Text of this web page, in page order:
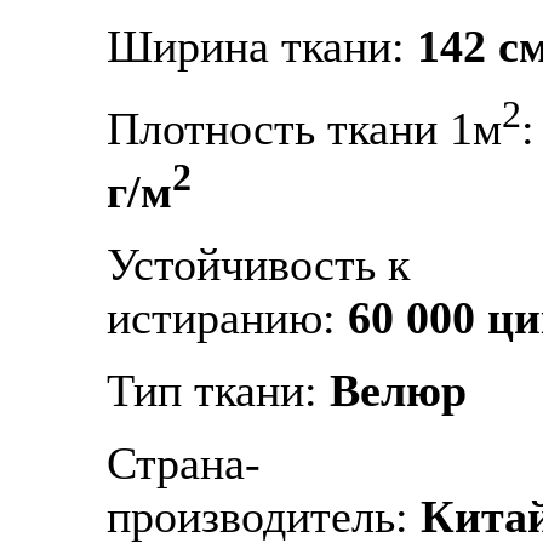
Ширина ткани: 142
Плотность ткани 1м2
г/м2
Устойчивость к
истиранию: 60 000
Тип ткани: Велюр
Страна-
производитель: